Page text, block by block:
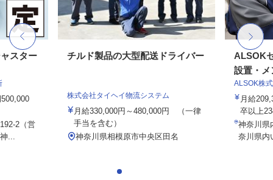
スター
2（営
...
チルド製品の大型配送ドライバー
株式会社タイヘイ物流システム
月給330,000円～480,000円 （一律
手当を含む）
神奈川県相模原市中央区田名
ALSOK
設置・メ
ALSOK株
月給
卒以上
神奈川
奈川県内